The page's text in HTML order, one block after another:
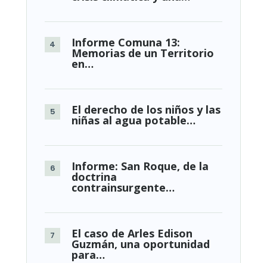
Informe Comuna 13:
Memorias de un Territorio
en…
El derecho de los niños y las
niñas al agua potable…
Informe: San Roque, de la
doctrina
contrainsurgente…
El caso de Arles Edison
Guzmán, una oportunidad
para…